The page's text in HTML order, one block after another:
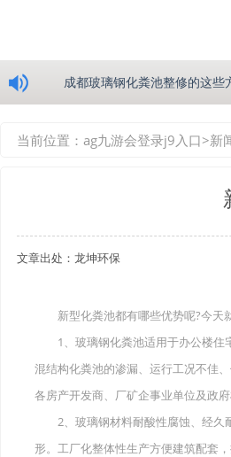
成都玻璃钢化粪池整修的这些
四川玻璃钢化粪池逐渐取代
关于重庆玻璃钢化粪池的这些
在安装绵阳玻璃钢化粪池时可
使用成都玻璃钢化粪池的七大
当前位置： ag九游会登录j9入口>新
文章出处：龙坤环保
新型化粪池都有哪些优势呢?今天
1、玻璃钢化粪池适用于办公楼住
混结构化粪池的渗漏、运行工况不佳
各房产开发商、厂矿企事业单位及政
2、玻璃钢材料耐酸性腐蚀、经久
形。工厂化整体性生产方便建筑配套